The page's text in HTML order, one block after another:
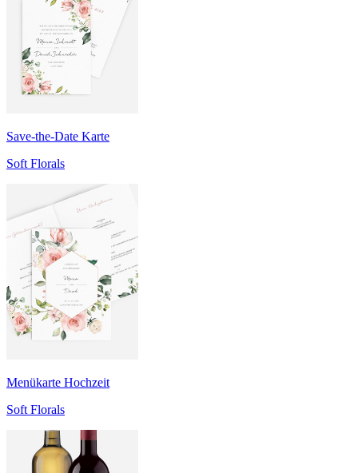
Save-the-Date Karte
Soft Florals
Menükarte Hochzeit
Soft Florals